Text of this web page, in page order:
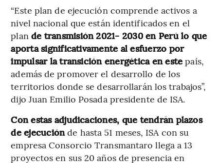
“Este plan de ejecución comprende activos a
nivel nacional que están identificados en el
plan de transmisión 2021- 2030 en Perú lo que
aporta significativamente al esfuerzo por
impulsar la transición energética en este país,
además de promover el desarrollo de los
territorios donde se desarrollarán los trabajos”,
dijo Juan Emilio Posada presidente de ISA.
Con estas adjudicaciones, que tendrán plazos
de ejecuciónde hasta 51 meses, ISA con su
empresa Consorcio Transmantaro llega a 13
proyectos en sus 20 años de presencia en